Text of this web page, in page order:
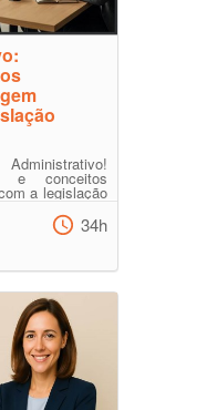
e conceitos
a legislação
34h